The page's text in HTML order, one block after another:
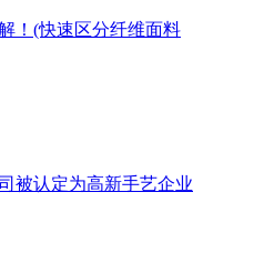
！(快速区分纤维面料
被认定为高新手艺企业